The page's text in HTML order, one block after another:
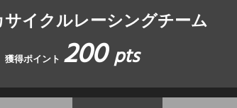
イクルレーシングチーム
獲得ポイント 200pts